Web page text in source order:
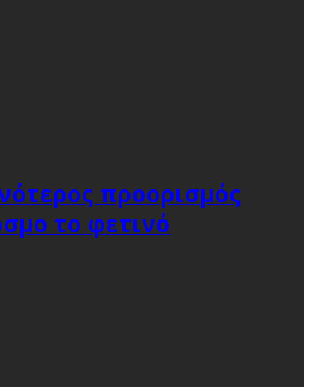
προορισμός
το φετινό